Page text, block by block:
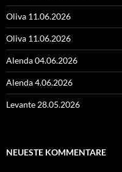
Oliva 11.06.2026
Oliva 11.06.2026
Alenda 04.06.2026
Alenda 4.06.2026
Levante 28.05.2026
NEUESTE KOMMENTARE